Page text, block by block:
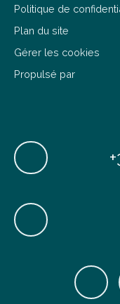
Politique de
Plan du site
Gérer les cookies
Propulsé par